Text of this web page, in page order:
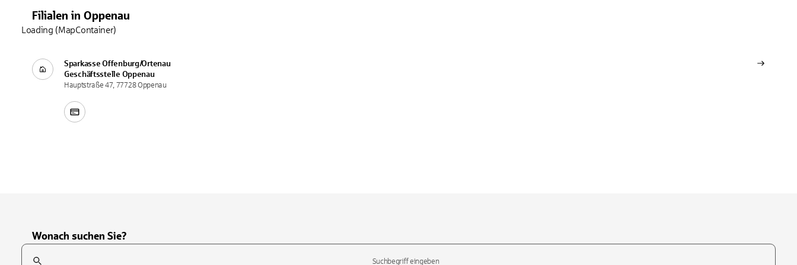
Filialen in Oppenau
Sparkasse Offenburg/Ortenau
Geschäftsstelle Oppenau
Hauptstraße 47, 77728 Oppenau
Loading (MapContainer)
Wonach suchen Sie?
Suchfeld